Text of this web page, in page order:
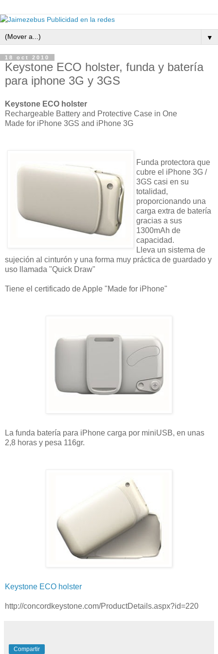
▼
18 oct 2010
Keystone ECO holster, funda y batería
para iphone 3G y 3GS
Keystone ECO holster
Rechargeable Battery and Protective Case in One
Made for iPhone 3GS and iPhone 3G
Funda protectora que
cubre el iPhone 3G /
3GS casi en su
totalidad,
proporcionando una
carga extra de batería
gracias a sus
1300mAh de
capacidad.
Lleva un sistema de
sujeción al cinturón y una forma muy práctica de guardado y
uso llamada "Quick Draw"
Tiene el certificado de Apple "Made for iPhone"
La funda batería para iPhone carga por miniUSB, en unas
2,8 horas y pesa 116gr.
Keystone ECO holster
http://concordkeystone.com/ProductDetails.aspx?id=220
Compartir